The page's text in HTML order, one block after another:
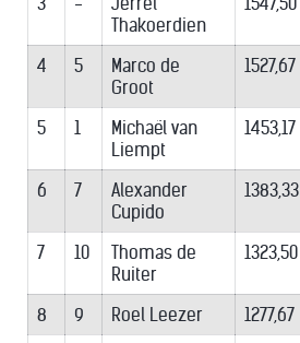
Thakoerdien
4 5
Marco de
Groot
1527,67
5 1
Michaël van
Liempt
1453,17
6 7
Alexander
Cupido
1383,33
7 10
Thomas de
Ruiter
1323,50
8 9 Roel Leezer 1277,67